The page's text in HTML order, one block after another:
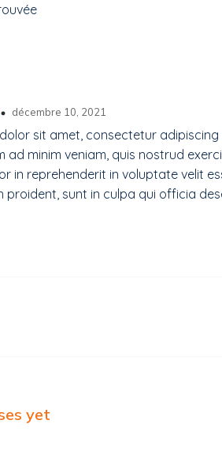
décembre 10, 2021
sit amet, consectetur
ad minim veniam, quis nostrud
in reprehenderit in voluptate velit
proident, sunt in culpa qui officia
yet